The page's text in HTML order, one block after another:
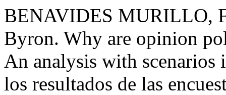
BENAVIDES MURILLO,
Byron. Why are opinion
An analysis with scenarios
los resultados de las